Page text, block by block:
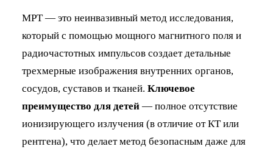
МРТ — это неинвазивный метод исследования,
который с помощью мощного магнитного поля и
радиочастотных импульсов создает детальные
трехмерные изображения внутренних органов,
сосудов, суставов и тканей. Ключевое
преимущество для детей — полное отсутствие
ионизирующего излучения (в отличие от КТ или
рентгена), что делает метод безопасным даже для